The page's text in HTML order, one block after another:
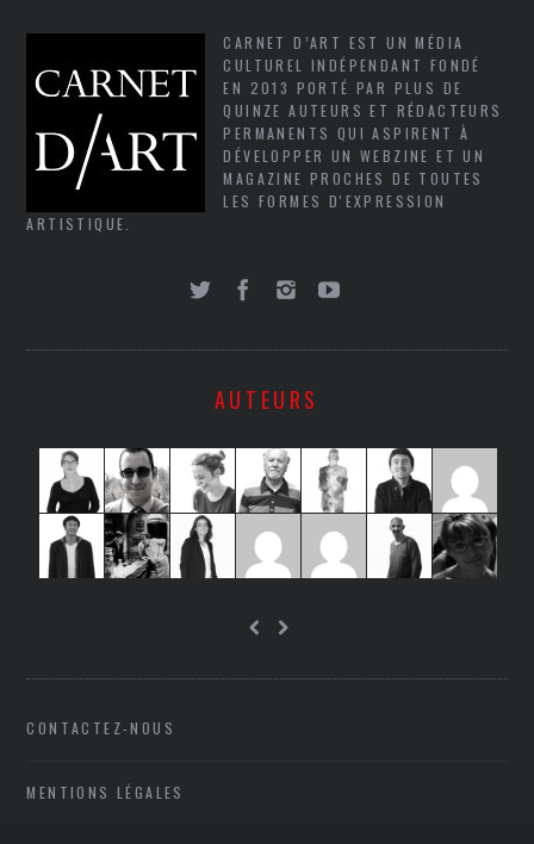
CARNET D’ART EST UN MÉDIA
CULTUREL INDÉPENDANT FONDÉ
EN 2013 PORTÉ PAR PLUS DE
QUINZE AUTEURS ET RÉDACTEURS
PERMANENTS QUI ASPIRENT À
DÉVELOPPER UN WEBZINE ET UN
MAGAZINE PROCHES DE TOUTES
LES FORMES D'EXPRESSION
ARTISTIQUE.
AUTEURS
CONTACTEZ-NOUS
MENTIONS LÉGALES